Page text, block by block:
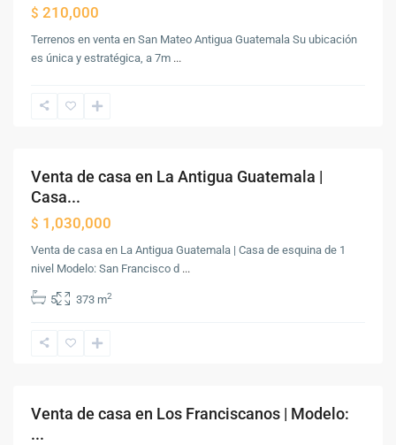
$ 210,000
Terrenos en venta en San Mateo Antigua Guatemala Su ubicación
es única y estratégica, a 7m ...
Antigua
Venta de casa en La Antigua Guatemala |
Casa...
$ 1,030,000
Venta de casa en La Antigua Guatemala | Casa de esquina de 1
nivel Modelo: San Francisco d ...
5 373 m2
Antigua
Ciudad
Venta
Venta de casa en Los Franciscanos | Modelo:
...